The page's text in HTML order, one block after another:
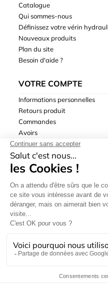
Catalogue
Qui sommes-nous
Définissez votre vérin
Nouveaux produits
Plan du site
Besoin d'aide ?
VOTRE COMPTE
Informations personnelles
Retours produit
Commandes
Avoirs
Adresses
Bons de réduction
de ventes| © Hydrodis